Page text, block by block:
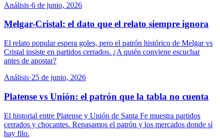
Análisis·6 de junio, 2026
Melgar-Cristal: el dato que el relato siempre ignora
El relato popular espera goles, pero el patrón histórico de Melgar vs
Cristal insiste en partidos cerrados. ¿A quién conviene escuchar
antes de apostar?
Análisis·25 de junio, 2026
Platense vs Unión: el patrón que la tabla no cuenta
El historial entre Platense y Unión de Santa Fe muestra partidos
cerrados y chocantes. Repasamos el patrón y los mercados donde sí
hay filo.